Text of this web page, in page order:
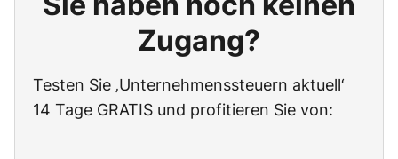
Zugang?
Testen Sie ‚Unternehmenssteuern aktuell‘
14 Tage GRATIS und profitieren Sie von: